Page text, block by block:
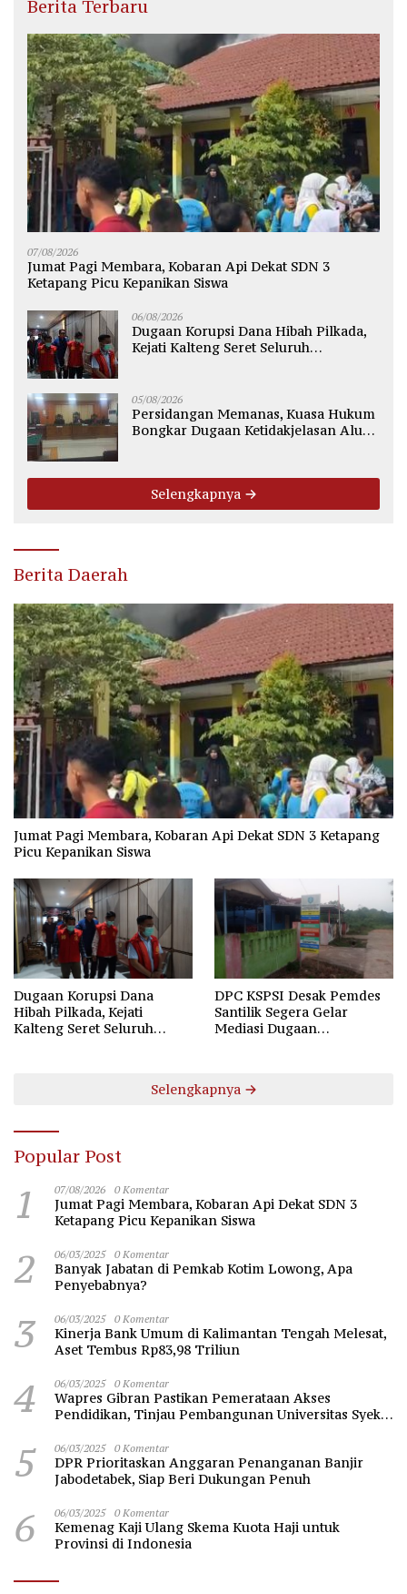
Berita Terbaru
07/08/2026
Jumat Pagi Membara, Kobaran Api Dekat SDN 3
Ketapang Picu Kepanikan Siswa
06/08/2026
Dugaan Korupsi Dana Hibah Pilkada,
Kejati Kalteng Seret Seluruh
05/08/2026
Persidangan Memanas, Kuasa Hukum
Bongkar Dugaan Ketidakjelasan Alur
Selengkapnya
Berita Daerah
Jumat Pagi Membara, Kobaran Api Dekat SDN 3 Ketapang
Picu Kepanikan Siswa
Dugaan Korupsi Dana
Hibah Pilkada, Kejati
Kalteng Seret Seluruh
DPC KSPSI Desak Pemdes
Santilik Segera Gelar
Mediasi Dugaan
Selengkapnya
Popular Post
1 07/08/2026 0 Komentar
Jumat Pagi Membara, Kobaran Api Dekat SDN 3
Ketapang Picu Kepanikan Siswa
2 06/03/2025 0 Komentar
Banyak Jabatan di Pemkab Kotim Lowong, Apa
Penyebabnya?
3 06/03/2025 0 Komentar
Kinerja Bank Umum di Kalimantan Tengah Melesat,
Aset Tembus Rp83,98 Triliun
4 06/03/2025 0 Komentar
Wapres Gibran Pastikan Pemerataan Akses
Pendidikan, Tinjau Pembangunan Universitas Syekh
5 06/03/2025 0 Komentar
DPR Prioritaskan Anggaran Penanganan Banjir
Jabodetabek, Siap Beri Dukungan Penuh
6 06/03/2025 0 Komentar
Kemenag Kaji Ulang Skema Kuota Haji untuk
Provinsi di Indonesia